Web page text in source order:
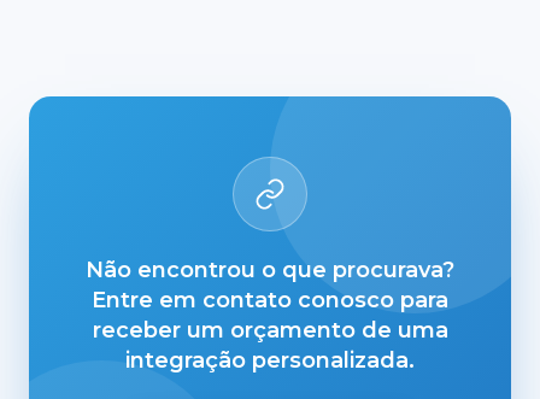
Não encontrou o que procurava?
Entre em contato conosco para
receber um orçamento de uma
integração personalizada.